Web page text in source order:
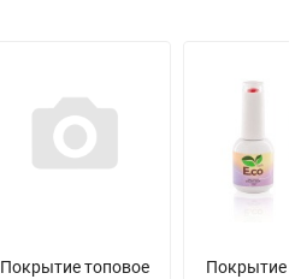
Покрытие топовое Покрытие